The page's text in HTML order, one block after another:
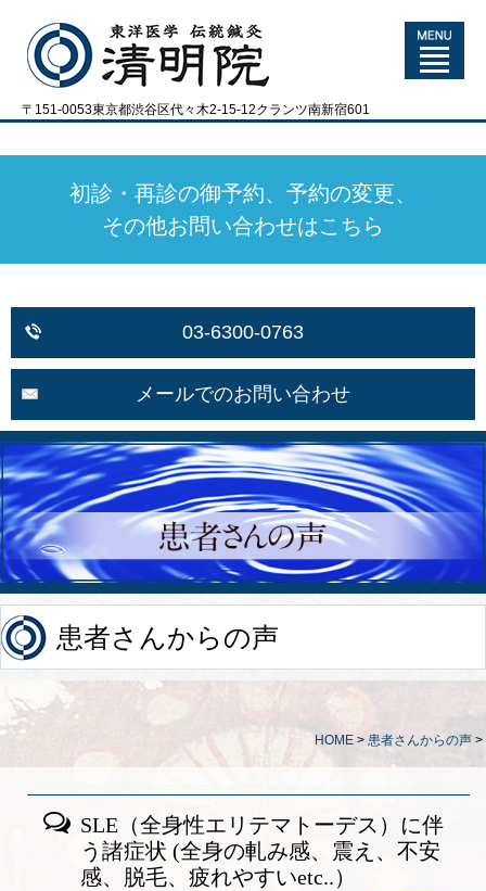
〒151-0053東京都渋谷区代々木2-15-12クランツ南新宿601
初診・再診の御予約、予約の変更、
その他お問い合わせはこちら
03-6300-0763
メールでのお問い合わせ
患者さんからの声
HOME> 患者さんからの声 >
SLE（全身性エリテマトーデス）に伴
う諸症状 (全身の軋み感、震え、不安
感、脱毛、疲れやすいetc..）